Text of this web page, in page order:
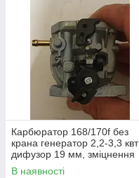
Карбюратор 168/170f без
крана генератор 2,2-3,3 квт
дифузор 19 мм, зміцнення
діагонально 49 мм
В наявності